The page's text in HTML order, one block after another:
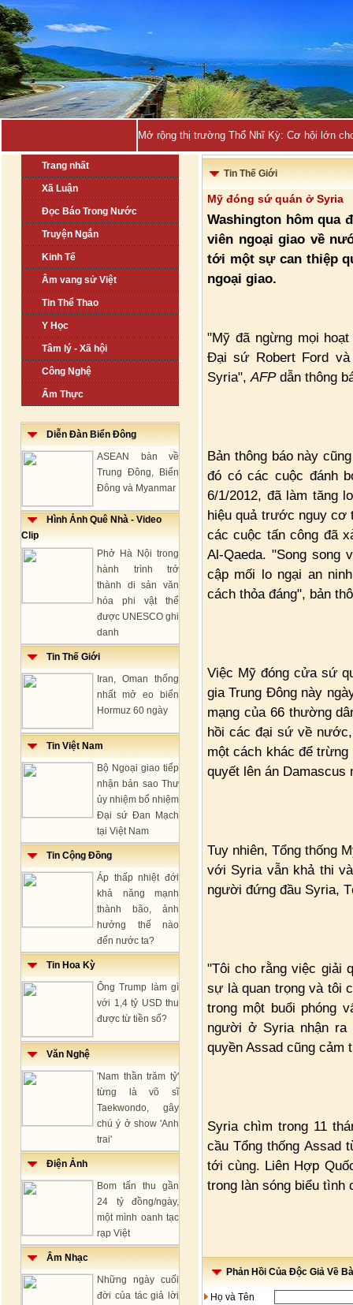
Mở rộng thị trường Thổ Nhĩ Kỳ: Cơ hội lớn
Trang nhất
Xã Luận
Đọc Báo Trong Nước
Truyện Ngắn
Kinh Tế
Âm vang sử Việt
Tin Thể Thao
Y Học
Tâm lý - Xã hội
Công Nghệ
Ẩm Thực
Diễn Đàn Biển Đông
ASEAN bàn về
Trung Đông, Biển
Đông và Myanmar
Hình Ảnh Quê Nhà - Video
Clip
Phở Hà Nội trong
hành trình trở
thành di sản văn
hóa phi vật thể
được UNESCO ghi
danh
Tin Thế Giới
Iran, Oman thống
nhất mở eo biển
Hormuz 60 ngày
Tin Việt Nam
Bộ Ngoại giao tiếp
nhận bản sao Thư
ủy nhiệm bổ nhiệm
Đại sứ Đan Mạch
tại Việt Nam
Tin Cộng Đồng
Áp thấp nhiệt đới
khả năng mạnh
thành bão, ảnh
hưởng thế nào
đến nước ta?
Tin Hoa Kỳ
Ông Trump làm gì
với 1,4 tỷ USD thu
được từ tiền số?
Văn Nghệ
'Nam thần trăm tỷ'
từng là võ sĩ
Taekwondo, gây
chú ý ở show 'Anh
trai'
Điện Ảnh
Bom tấn thu gần
24 tỷ đồng/ngày,
một mình oanh tạc
rạp Việt
Âm Nhạc
Những ngày cuối
đời của tác giả lời
Tin Thế Giới
Mỹ đóng sứ quán ở Syria
Washington hôm qua
viên ngoại giao về
tới một sự can thiệp
ngoại giao.
"Mỹ đã ngừng mọi
Đại sứ Robert Ford
Syria",AFPdẫn thông
Bản thông báo này
đó có các cuộc đánh
6/1/2012, đã làm tăng
hiệu quả trước nguy cơ
các cuộc tấn công đã
Al-Qaeda. "Song song
cập mối lo ngại an
cách thỏa đáng", bản
Việc Mỹ đóng cửa sứ
gia Trung Đông này
mạng của 66 thường
hồi các đại sứ về
một cách khác để
quyết lên án Damascus
Tuy nhiên, Tổng thống
với Syria vẫn khả thi
người đứng đầu Syria,
"Tôi cho rằng việc giải
sự là quan trọng và tôi
trong một buổi phóng
người ở Syria nhận
quyền Assad cũng cảm
Syria chìm trong 11
cầu Tổng thống Assad
tới cùng. Liên Hợp
trong làn sóng biểu tình
Phản Hồi Của Độc Giả Về
Họ và Tên